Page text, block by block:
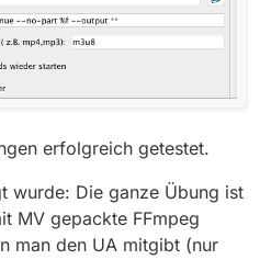
erfolgreich getestet.
wurde: Die ganze Übung ist
MV gepackte FFmpeg
man den UA mitgibt (nur